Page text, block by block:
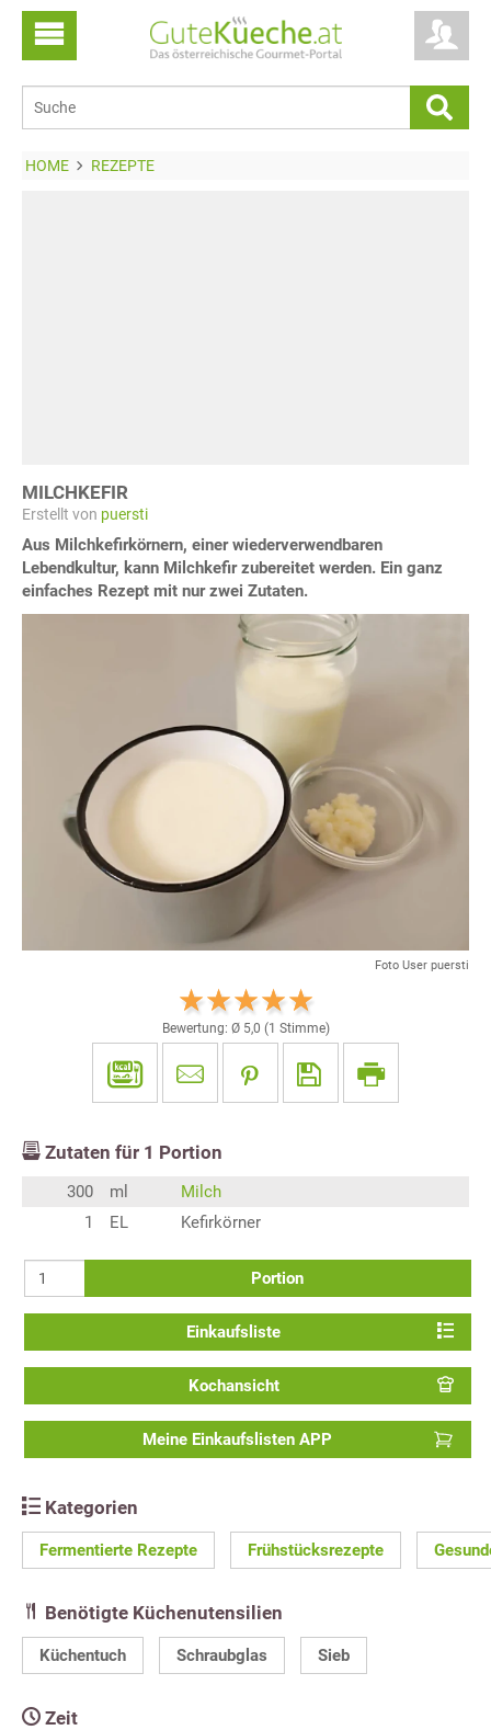
HOME REZEPTE
MILCHKEFIR
Erstellt von puersti
Aus Milchkefirkörnern, einer wiederverwendbaren
Lebendkultur, kann Milchkefir zubereitet werden. Ein ganz
einfaches Rezept mit nur zwei Zutaten.
Foto User puersti
Bewertung: Ø 5,0 (1 Stimme)
Zutaten für 1 Portion
300 ml
Milch
1
EL Kefirkörner
Portion
Einkaufsliste
Kochansicht
Meine Einkaufslisten APP
Kategorien
Fermentierte Rezepte Frühstücksrezepte
Benötigte Küchenutensilien
Küchentuch Schraubglas Sieb
Zeit